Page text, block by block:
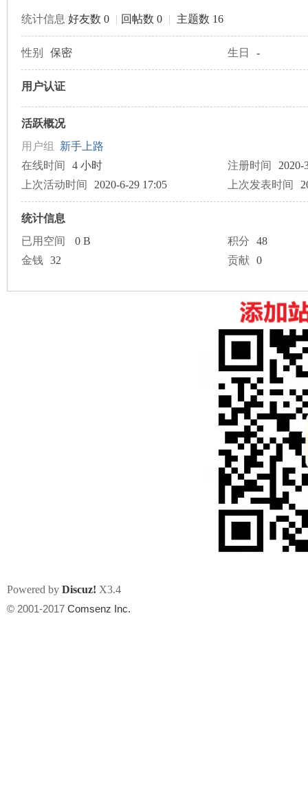
州
统计信息 好友数 0 | 回帖数 0 | 主题数 16
性别 保密 生日 -
用户认证
活跃概况
用户组 新手上路
在线时间
4 小时 注册时间
2020-
上次活动时间
2020-6-29 17:05 上次发表时间
统计信息
已用空间
0 B 积分
48
金钱
32 贡献 0
Powered by Discuz! X3.4
© 2001-2017 Comsenz Inc.